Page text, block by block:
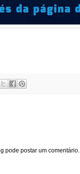
pode postar um comentário.